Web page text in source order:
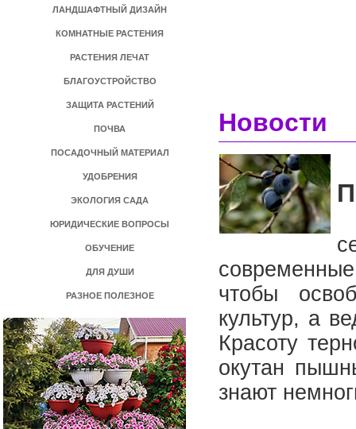
ЛАНДШАФТНЫЙ ДИЗАЙН
КОМНАТНЫЕ РАСТЕНИЯ
РАСТЕНИЯ ЛЕЧАТ
БЛАГОУСТРОЙСТВО
ЗАЩИТА РАСТЕНИЙ
ПОЧВА
ПОСАДОЧНЫЙ МАТЕРИАЛ
УДОБРЕНИЯ
ЭКОЛОГИЯ САДА
ЮРИДИЧЕСКИЕ ВОПРОСЫ
ОБУЧЕНИЕ
ДЛЯ ДУШИ
РАЗНОЕ ПОЛЕЗНОЕ
Новости
чтобы
культур, а
Красоту
окутан
знают